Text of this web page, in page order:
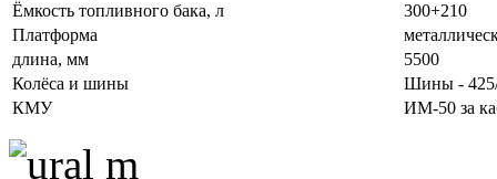
Ёмкость топливного бака, л
300+210
Платформа
длина, мм
5500
Колёса и шины
Шины - 425/
КМУ
ИМ-50 за